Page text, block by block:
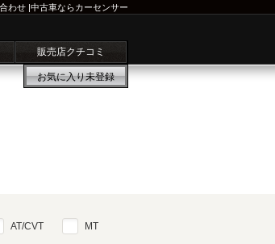
わせ |中古車ならカーセンサー
販売店クチコミ
お気に入り未登録
AT/CVT MT